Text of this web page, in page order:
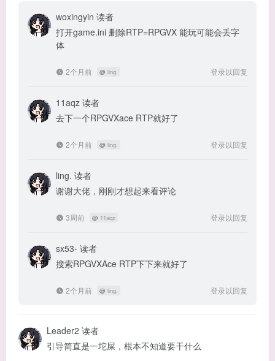
woxingyin 读者
打开game.ini 删除RTP=RPGVX 能玩可能会丢字
体
2个月前 @ ling. 登录以回复
11aqz 读者
去下一个RPGVXace RTP就好了
2个月前 @ ling. 登录以回复
ling. 读者
谢谢大佬，刚刚才想起来看评论
3周前 @ 11aqz 登录以回复
sx53- 读者
搜索RPGVXAce RTP下下来就好了
2个月前 @ ling. 登录以回复
Leader2 读者
引导简直是一坨屎，根本不知道要干什么